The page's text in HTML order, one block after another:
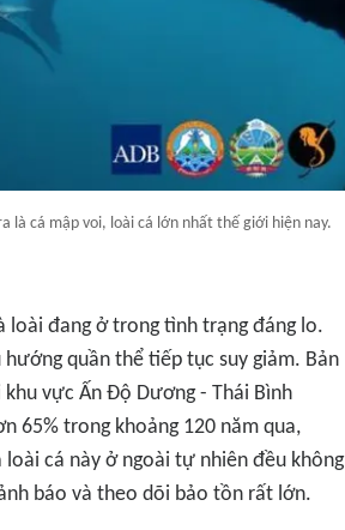
cá mập voi, loài cá lớn nhất thế giới hiện nay.
loài đang ở trong tình trạng đáng lo.
hướng quần thể tiếp tục suy giảm. Bản
vực Ấn Độ Dương - Thái Bình
65% trong khoảng 120 năm qua,
cá này ở ngoài tự nhiên đều không
báo và theo dõi bảo tồn rất lớn.